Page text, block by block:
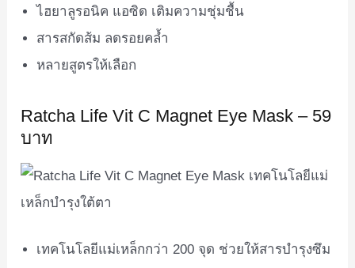
ไฮยาลูรอนิค แอซิด เติมความชุ่มชื้น
สารสกัดส้ม ลดรอยคล้ำ
หลายสูตรให้เลือก
Ratcha Life Vit C Magnet Eye Mask – 59
บาท
เทคโนโลยีแม่เหล็กกว่า 200 จุด ช่วยให้สารบำรุงซึม